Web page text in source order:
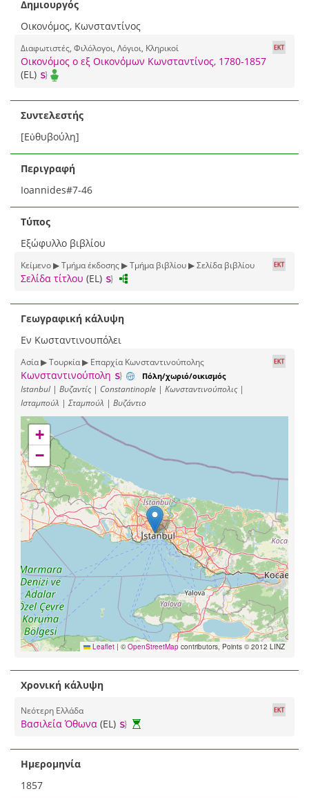
Δημιουργός
Οικονόμος, Κωνσταντίνος
Διαφωτιστές, Φιλόλογοι, Λόγιοι, Κληρικοί
Οικονόμος ο εξ Οικονόμων Κωνσταντίνος, 1780-1857
(EL)
Συντελεστής
[Εὐθυβούλη]
Περιγραφή
Ioannides#7-46
Τύπος
Εξώφυλλο βιβλίου
Κείμενο ▶ Τμήμα έκδοσης ▶ Τμήμα βιβλίου ▶ Σελίδα βιβλίου
Σελίδα τίτλου (EL)
Γεωγραφική κάλυψη
Εν Κωσταντινουπόλει
Ασία ▶ Τουρκία ▶ Επαρχία Κωνσταντινούπολης
Κωνσταντινούπολη Πόλη/χωριό/οικισμός
Istanbul | Βυζαντίς | Constantinople | Κωνσταντινούπολις |
Ισταμπούλ | Σταμπούλ | Βυζάντιο
+
−
Leaflet | © OpenStreetMap contributors, Points © 2012 LINZ
Χρονική κάλυψη
Νεότερη Ελλάδα
Βασιλεία Όθωνα (EL)
Ημερομηνία
1857